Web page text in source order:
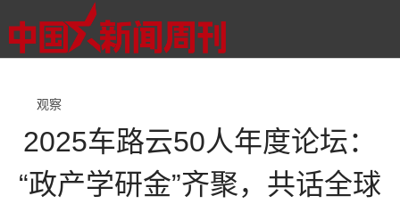
观察
2025车路云50人年度论坛：
“政产学研金”齐聚，共话全球